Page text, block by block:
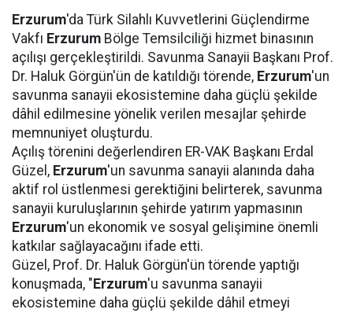
Erzurum'da Türk Silahlı Kuvvetlerini Güçlendirme
Vakfı Erzurum Bölge Temsilciliği hizmet binasının
açılışı gerçekleştirildi. Savunma Sanayii Başkanı Prof.
Dr. Haluk Görgün'ün de katıldığı törende, Erzurum'un
savunma sanayii ekosistemine daha güçlü şekilde
dâhil edilmesine yönelik verilen mesajlar şehirde
memnuniyet oluşturdu.
Açılış törenini değerlendiren ER-VAK Başkanı Erdal
Güzel, Erzurum'un savunma sanayii alanında daha
aktif rol üstlenmesi gerektiğini belirterek, savunma
sanayii kuruluşlarının şehirde yatırım yapmasının
Erzurum'un ekonomik ve sosyal gelişimine önemli
katkılar sağlayacağını ifade etti.
Güzel, Prof. Dr. Haluk Görgün'ün törende yaptığı
konuşmada, " Erzurum'u savunma sanayii
ekosistemine daha güçlü şekilde dâhil etmeyi